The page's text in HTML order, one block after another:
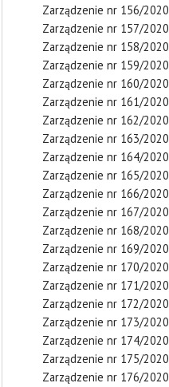
Zarządzenie nr 156/2020
Zarządzenie nr 157/2020
Zarządzenie nr 158/2020
Zarządzenie nr 159/2020
Zarządzenie nr 160/2020
Zarządzenie nr 161/2020
Zarządzenie nr 162/2020
Zarządzenie nr 163/2020
Zarządzenie nr 164/2020
Zarządzenie nr 165/2020
Zarządzenie nr 166/2020
Zarządzenie nr 167/2020
Zarządzenie nr 168/2020
Zarządzenie nr 169/2020
Zarządzenie nr 170/2020
Zarządzenie nr 171/2020
Zarządzenie nr 172/2020
Zarządzenie nr 173/2020
Zarządzenie nr 174/2020
Zarządzenie nr 175/2020
Zarządzenie nr 176/2020